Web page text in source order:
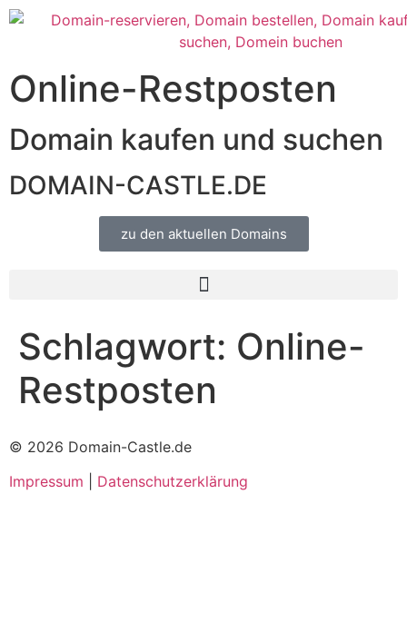
Online-Restposten
Domain kaufen und suchen
DOMAIN-CASTLE.DE
zu den aktuellen Domains​
Schlagwort: Online-
Restposten
© 2026 Domain-Castle.de
Impressum
Datenschutzerklärung